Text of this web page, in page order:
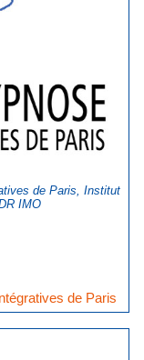
de Paris, Institut
IMO
de Paris